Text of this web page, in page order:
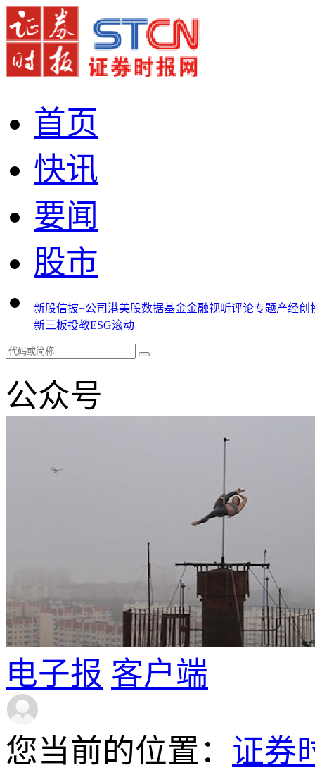
首页
快讯
要闻
股市
新股信披+公司港美股数据基金金融视听评论专题产经创
新三板投教ESG滚动
公众号
电子报 客户端
您当前的位置： 证券